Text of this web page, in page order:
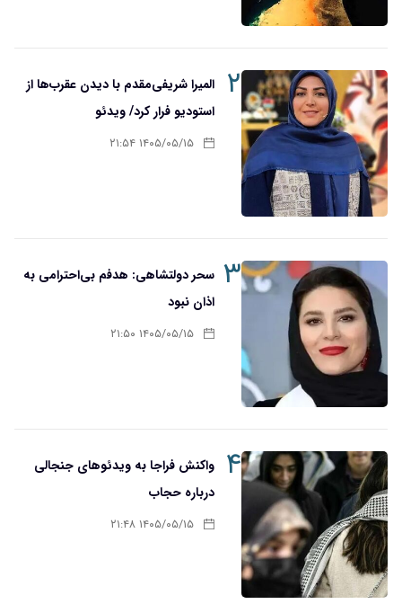
۲
المیرا شریفی‌مقدم با دیدن عقرب‌ها از
استودیو فرار کرد/ ویدئو
۱۴۰۵/۰۵/۱۵ ۲۱:۵۴
۳ سحر دولتشاهی: هدفم بی‌احترامی به
اذان نبود
۱۴۰۵/۰۵/۱۵ ۲۱:۵۰
۴
واکنش فراجا به ویدئوهای جنجالی
درباره حجاب
۱۴۰۵/۰۵/۱۵ ۲۱:۴۸